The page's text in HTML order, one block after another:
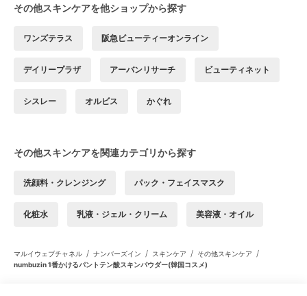
その他スキンケアを他ショップから探す
ワンズテラス 阪急ビューティーオンライン
デイリープラザ アーバンリサーチ ビューティネット
シスレー オルビス かぐれ
その他スキンケアを関連カテゴリから探す
洗顔料・クレンジング パック・フェイスマスク
化粧水 乳液・ジェル・クリーム 美容液・オイル
マルイウェブチャネル / ナンバーズイン / スキンケア / その他スキンケア /
numbuzin 1番かけるパントテン酸スキンパウダー(韓国コスメ)